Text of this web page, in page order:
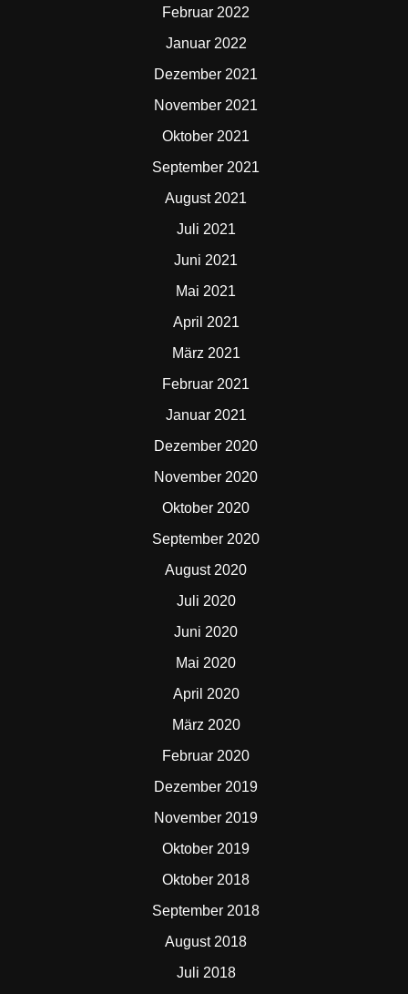
Februar 2022
Januar 2022
Dezember 2021
November 2021
Oktober 2021
September 2021
August 2021
Juli 2021
Juni 2021
Mai 2021
April 2021
März 2021
Februar 2021
Januar 2021
Dezember 2020
November 2020
Oktober 2020
September 2020
August 2020
Juli 2020
Juni 2020
Mai 2020
April 2020
März 2020
Februar 2020
Dezember 2019
November 2019
Oktober 2019
Oktober 2018
September 2018
August 2018
Juli 2018